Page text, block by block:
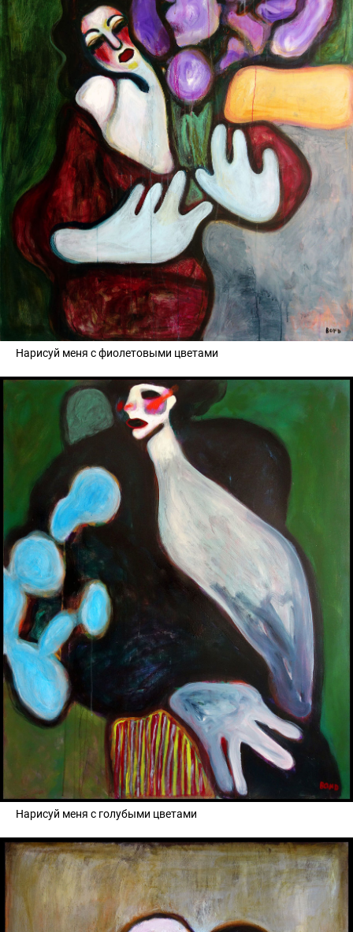
Нарисуй меня с фиолетовыми цветами
Нарисуй меня с голубыми цветами